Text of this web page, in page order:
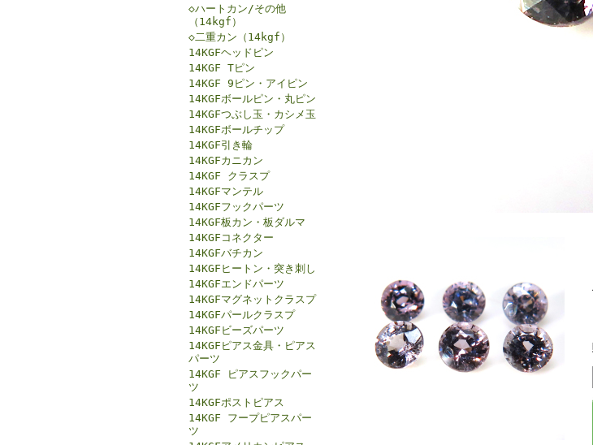
◇ハートカン/その他
（14kgf）
◇二重カン（14kgf）
14KGFヘッドピン
14KGF Tピン
14KGF 9ピン・アイピン
14KGFボールピン・丸ピン
14KGFつぶし玉・カシメ玉
14KGFボールチップ
14KGF引き輪
14KGFカニカン
14KGF クラスプ
14KGFマンテル
14KGFフックパーツ
14KGF板カン・板ダルマ
14KGFコネクター
14KGFバチカン
14KGFヒートン・突き刺し
14KGFエンドパーツ
14KGFマグネットクラスプ
14KGFパールクラスプ
14KGFビーズパーツ
14KGFピアス金具・ピアス
パーツ
14KGF ピアスフックパー
ツ
14KGFポストピアス
14KGF フープピアスパー
ツ